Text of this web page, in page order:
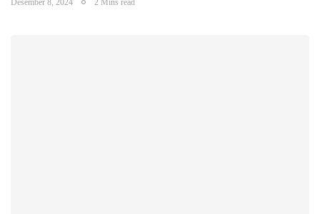
Desember 8, 2024 2 Mins read